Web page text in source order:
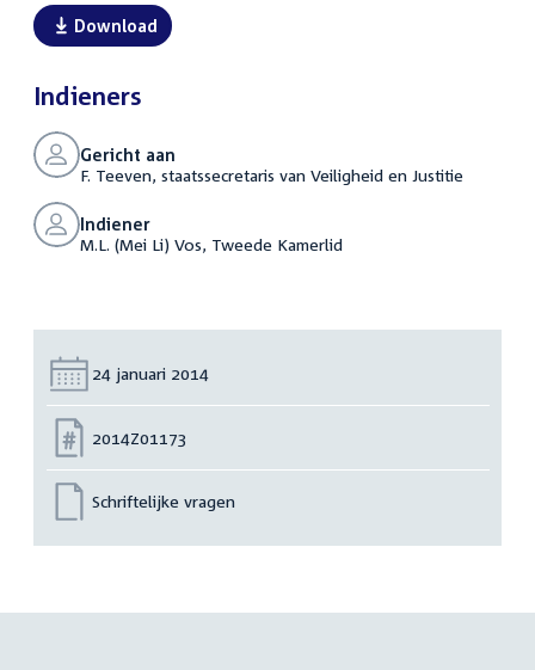
Download
Indieners
Gericht aan
F. Teeven, staatssecretaris van Veiligheid en Justitie
Indiener
M.L. (Mei Li) Vos, Tweede Kamerlid
Datum:
24 januari 2014
Nummer:
2014Z01173
Schriftelijke vragen